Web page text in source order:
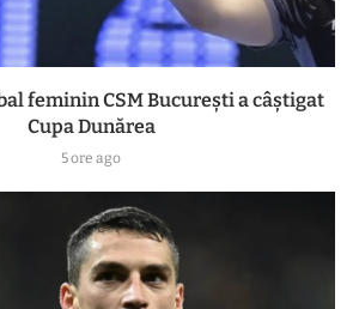
feminin CSM Bucureşti a câştigat
Cupa Dunărea
5 ore ago